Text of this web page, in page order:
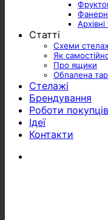
Статті
Схеми
Як
Про ящики
Обпалена
Стелажі
Брендування
Роботи покупців
Ідеї
Контакти